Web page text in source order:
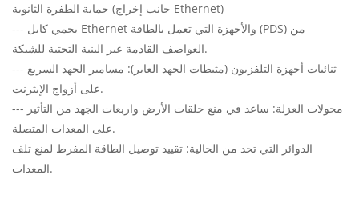
حماية الطفرة الثانوية (جانب إخراج Ethernet)
--- يحمي كابل Ethernet والأجهزة التي تعمل بالطاقة (PDS) من
العواصف القادمة عبر البنية التحتية للشبكة.
--- ثنائيات أجهزة التلفزيون (مثبطات الجهد العابر): مسامير الجهد السريع
على أزواج الإيثرنت.
--- محولات العزلة: ساعد في منع حلقات الأرض واربعات الجهد من التأثير
على المعدات المتصلة.
الدوائر التي تحد من الحالية: تقييد توصيل الطاقة المفرط لمنع تلف
المعدات.